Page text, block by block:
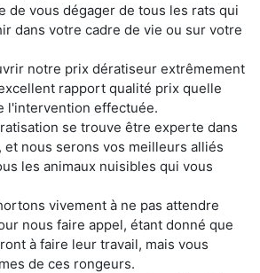
de vous dégager de tous les rats qui
dans votre cadre de vie ou sur votre
notre prix dératiseur extrêmement
rapport qualité prix quelle
l'intervention effectuée.
se trouve être experte dans
et nous serons vos meilleurs alliés
les animaux nuisibles qui vous
vivement à ne pas attendre
nous faire appel, étant donné que
à faire leur travail, mais vous
de ces rongeurs.